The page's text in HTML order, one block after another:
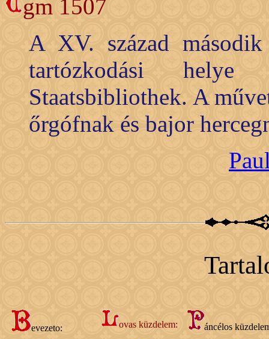
gm 1507
A XV. század
tartózkodási helye
Staatsbibliothek. A
őrgófnak és bajor
evezeto:
ovas küzdelem:
áncélos